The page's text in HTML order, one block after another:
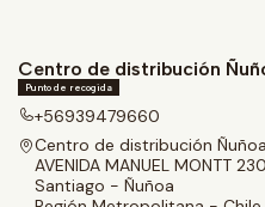
Centro de distribución
Punto de recogida
+56939479660
Centro de distribución
AVENIDA MANUEL MONTT
Santiago - Ñuñoa